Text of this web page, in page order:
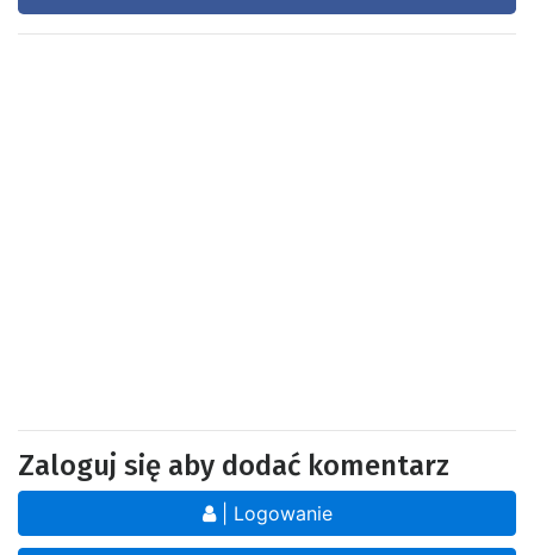
Zaloguj się aby dodać komentarz
| Logowanie